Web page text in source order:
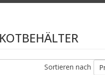
Sortieren nach